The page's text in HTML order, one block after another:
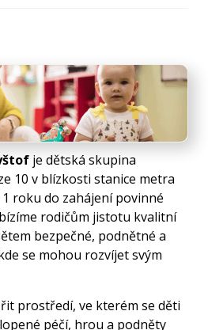
je dětská skupina
10 v blízkosti stanice metra
roku do zahájení povinné
rodičům jistotu kvalitní
bezpečné, podnětné a
se mohou rozvíjet svým
prostředí, ve kterém se děti
péčí, hrou a podněty